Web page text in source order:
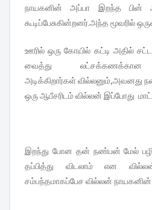
நாயகனின் அப்பா இறந்த பின்
கூடிப்பேசுகின்றனர்.அந்த மூவரில்
ஊரில் ஒரு கோயில் கட்டி அதில்
வைத்து
அடிக்கிறார்கள்
ஒரு ஆபீசரிடம் வில்லன் இப்போது
இறந்து போன தன் நண்பன் மேல்
தப்பித்து விடலாம் என
சம்பந்தமாகப்பேச வில்லன் நாயகனின்